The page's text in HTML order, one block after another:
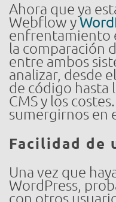
Ahora que ya
Webflow y
enfrentamiento
la comparación
entre ambos
analizar, desde
de código hasta
CMS y los
sumergirnos en
Facilidad de
Una vez que
WordPress,
con otros